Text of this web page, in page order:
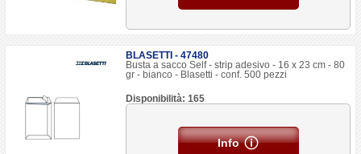
BLASETTI - 47480
Busta a sacco Self - strip adesivo - 16 x 23 cm - 80
gr - bianco - Blasetti - conf. 500 pezzi
Disponibilità: 165
Info